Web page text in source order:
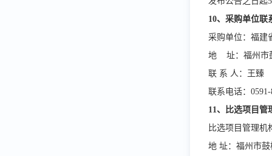
10、采购单位联
采购单位：福建
地 址：福州市
联 系 人：王臻
联系电话：0591-
11、
比选项目管
比选项目管理机
地 址：福州市